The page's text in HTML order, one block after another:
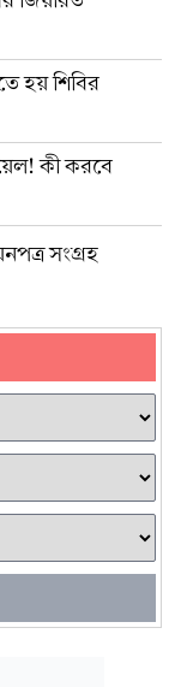
হয় শিবির
কী করবে
সংগ্রহ